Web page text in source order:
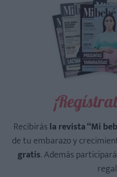
Recibirásla revista “Mi
de tu embarazo y
gratis. Además